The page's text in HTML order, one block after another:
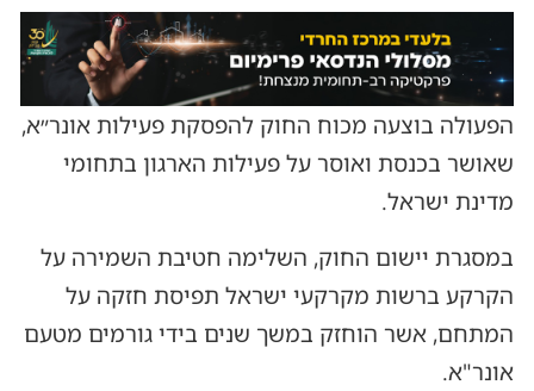
הפעולה בוצעה מכוח החוק להפסקת פעילות אונר״א,
שאושר בכנסת ואוסר על פעילות הארגון בתחומי
מדינת ישראל.
במסגרת יישום החוק, השלימה חטיבת השמירה על
הקרקע ברשות מקרקעי ישראל תפיסת חזקה על
המתחם, אשר הוחזק במשך שנים בידי גורמים מטעם
אונר"א.